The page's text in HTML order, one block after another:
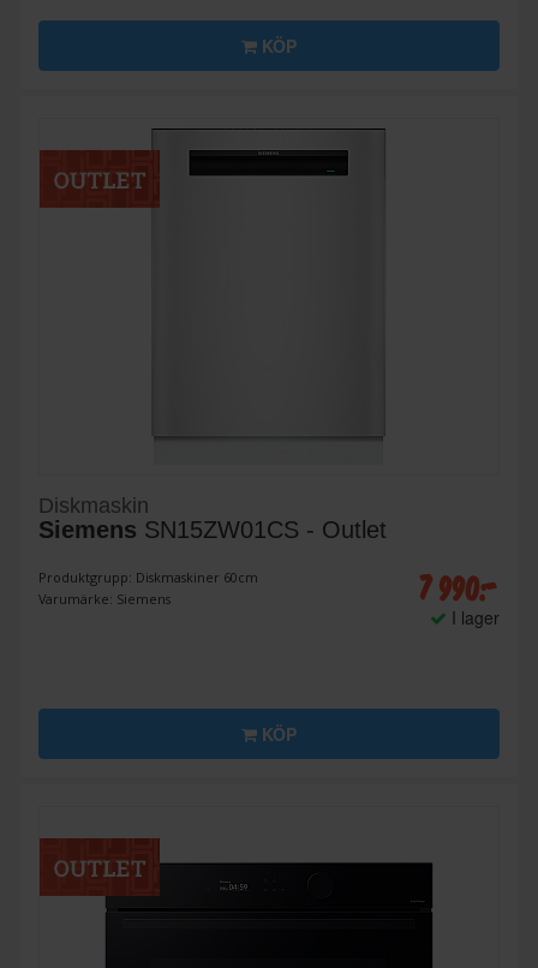
KÖP
Diskmaskin
Siemens SN15ZW01CS - Outlet
Produktgrupp: Diskmaskiner 60cm
Varumärke: Siemens
7 990:-
I lager
KÖP